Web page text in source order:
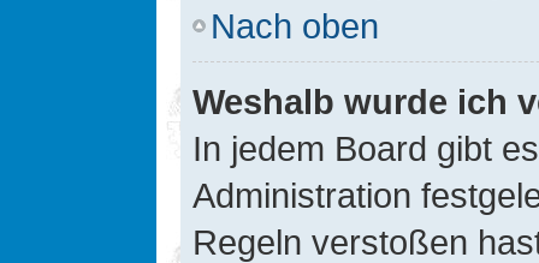
Nach oben
Weshalb wurde ich
In jedem Board gibt
Administration
Regeln verstoßen